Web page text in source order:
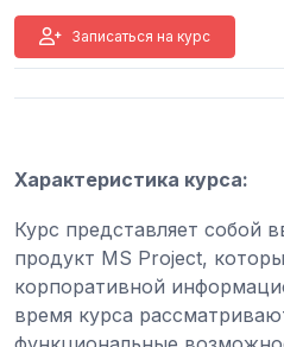
Записаться на курс
Характеристика курса:
Курс представляет собой
продукт MS Project,
корпоративной
время курса